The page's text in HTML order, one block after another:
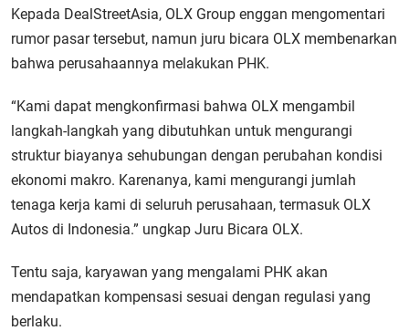
Kepada DealStreetAsia, OLX Group enggan mengomentari
rumor pasar tersebut, namun juru bicara OLX membenarkan
bahwa perusahaannya melakukan PHK.
“Kami dapat mengkonfirmasi bahwa OLX mengambil
langkah-langkah yang dibutuhkan untuk mengurangi
struktur biayanya sehubungan dengan perubahan kondisi
ekonomi makro. Karenanya, kami mengurangi jumlah
tenaga kerja kami di seluruh perusahaan, termasuk OLX
Autos di Indonesia.” ungkap Juru Bicara OLX.
Tentu saja, karyawan yang mengalami PHK akan
mendapatkan kompensasi sesuai dengan regulasi yang
berlaku.